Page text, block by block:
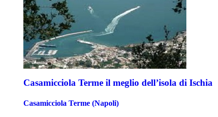
Casamicciola Terme il meglio dell’isola di Ischia
Casamicciola Terme (Napoli)